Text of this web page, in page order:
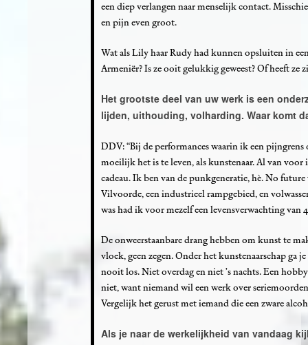
een diep verlangen naar menselijk contact.
en pijn even groot.
Wat als Lily haar Rudy had kunnen opsluiten in
Armeniër? Is ze ooit gelukkig geweest? Of heeft ze
Het grootste deel van uw werk is een
lijden, uithouding, volharding. Waar komt
DDV: “Bij de performances waarin ik een
moeilijk het is te leven, als kunstenaar. Al van voor
cadeau. Ik ben van de punkgeneratie, hè. No
Vilvoorde, een industrieel rampgebied, en
was had ik voor mezelf een levensverwachting
De onweerstaanbare drang hebben om kunst te
vloek, geen zegen. Onder het kunstenaarschap ga
nooit los. Niet overdag en niet ’s nachts. Een
niet, want niemand wil een werk over
Vergelijk het gerust met iemand die een zware
Als je naar de werkelijkheid van vandaag